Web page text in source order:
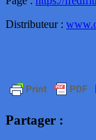
Distributeur :
Partager :